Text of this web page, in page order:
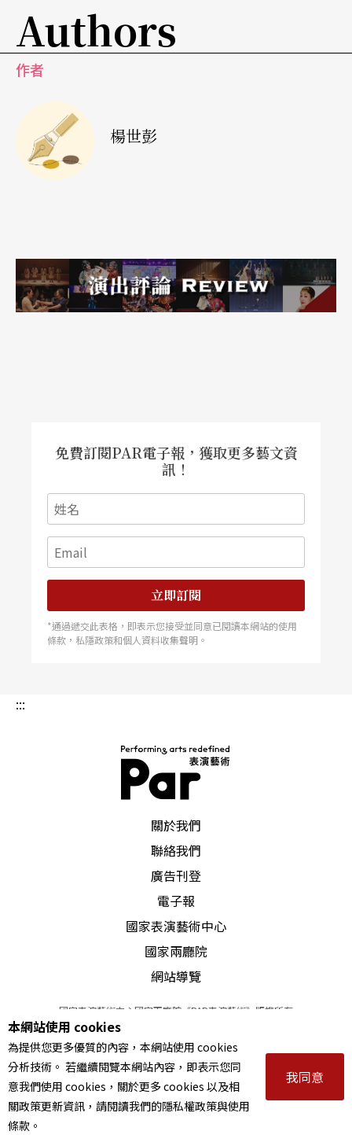
這次我去薩爾茲堡共看十場演出，雖有非常知名的
維也納管弦樂團和維也納兒童合唱團，還有佛依格
o Pollini）及紀辛（Evgeny Kissin）的鋼琴獨奏等等
世界一流的演出，我的主要目標仍是這齣票早就賣
此劇的大名早在研讀及執教西洋戲劇史時就已知
曉，課本上還有萊因哈特作品的劇照，在大教堂廣
除了一個戲劇學家對這齣有名製作的應有好奇外，
我看這齣戲還有另一原因，因為我曾在夏威夷大學
飾演過英文原始版本
一九六二年春天，我在夏大戲劇系攻讀藝術碩士學
位，當然要參加演出。那年劇季的重頭戲就是這齣
中古「道德劇」，由我的導師，也即系中最具權威
的資深教授艾恩斯特（Earle Ernst）博士執導，爭
取角色者極眾，可是他居然選中我這中國小子來演
中國人！
在說敝人飾演上帝過程之前，應該談談這齣「道德
劇」的來龍去脈。此劇劇作家佚名，可能是位傳教
士，寫作年代大概是一四九五年。當時天主教教會
經由簡單的戲劇演出傳教，題材都與善惡報應及宗
教信仰有關，因此這類劇本就叫「道德劇」（Moral
Everyman正是其中最有名的一齣。
道德劇描寫凡人的思緒
既為「道德劇」，劇名又通指世上的「每一個人」
（因此我譯作《陽世人》），這個劇本的說教意味
也就很明顯了。話說上帝命令死神將「陽世人」
（或較似人名的「楊世仁」）召來審問，死神肅然
從命。陽世人正跟女人勾搭，死神突然現身，令他
大吃一驚，苦苦哀求之下，死神答應略緩一刻，並
Authors
作者
楊世彭
免費訂閱PAR電子報，獲取更多藝文資
訊！
立即訂閱
*通過遞交此表格，即表示您接受並同意已閱讀本網站的使用
條款，私隱政策和個人資料收集聲明。
:::
關於我們
聯絡我們
廣告刊登
電子報
國家表演藝術中心
國家兩廳院
網站導覽
國家表演藝術中心國家兩廳院《PAR表演藝術》版權所有
© 2022Performing arts redefined. All Rights Reserved
統一編號 Tax Id number 00973926
本站所提供相關演出資訊，如有異動應以主辦單位公告為準。
服務條款｜隱私權聲明｜著作權聲明
本網站使用 cookies
為提供您更多優質的內容，本網站使用 cookies
分析技術。 若繼續閱覽本網站內容，即表示您同
意我們使用 cookies，關於更多 cookies 以及相
關政策更新資訊，請閱讀我們的隱私權政策與使用
條款。
我同意